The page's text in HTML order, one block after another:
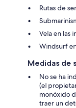
Rutas de
Vela en las
Windsurf
Medidas de
No se ha
(el
monóxido
traer un